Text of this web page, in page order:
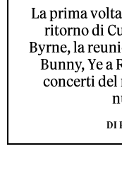
La prima
ritorno di
Byrne, la
Bunny, Ye a
concerti del
DI